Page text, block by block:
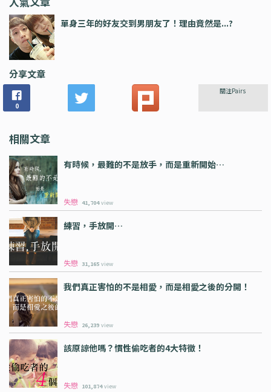
單身三年的好友交到男朋友了！理由竟然是...?
分享文章
0
關注Pairs
相關文章
有時候，最難的不是放手，而是重新開始…
失戀 41,704 view
練習，手放開…
失戀 31,165 view
我們真正害怕的不是相愛，而是相愛之後的分開！
失戀 26,239 view
該原諒他嗎？慣性偷吃者的4大特徵！
失戀 101,874 view